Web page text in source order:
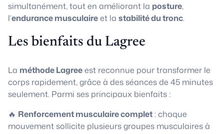
simultanément, tout en améliorant la posture,
l’endurance musculaireet la stabilité du tronc.
Les bienfaits du Lagree
La méthode Lagreeest reconnue pour transformer le
corps rapidement, grâce à des séances de 45 minutes
seulement. Parmi ses principaux bienfaits :
🔥 Renforcement musculaire complet: chaque
mouvement sollicite plusieurs groupes musculaires à